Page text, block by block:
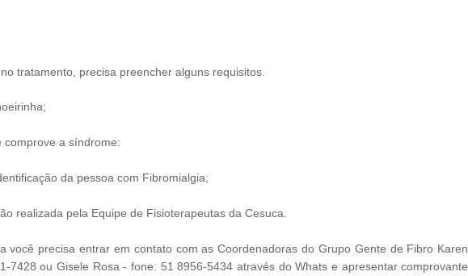
tratamento, precisa preencher alguns requisitos.
comprove a síndrome:
da pessoa com Fibromialgia;
realizada pela Equipe de Fisioterapeutas da Cesuca.
você precisa entrar em contato com as Coordenadoras do Grupo Gente de Fibro Karen
7428 ou Gisele Rosa - fone: 51 8956-5434 através do Whats e apresentar comprovante